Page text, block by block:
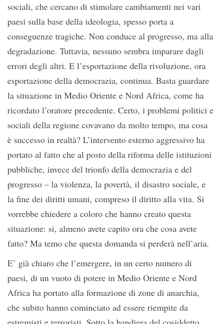
sociali, che cercano di stimolare cambiamenti nei vari
paesi sulla base della ideologia, spesso porta a
conseguenze tragiche. Non conduce al progresso, ma alla
degradazione. Tuttavia, nessuno sembra imparare dagli
errori degli altri. E l’esportazione della rivoluzione, ora
esportazione della democrazia, continua. Basta guardare
la situazione in Medio Oriente e Nord Africa, come ha
ricordato l’oratore precedente. Certo, i problemi politici e
sociali della regione covavano da molto tempo, ma cosa
è successo in realtà? L’intervento esterno aggressivo ha
portato al fatto che al posto della riforma delle istituzioni
pubbliche, invece del trionfo della democrazia e del
progresso – la violenza, la povertà, il disastro sociale, e
la fine dei diritti umani, compreso il diritto alla vita. Si
vorrebbe chiedere a coloro che hanno creato questa
situazione: si, almeno avete capito ora che cosa avete
fatto? Ma temo che questa domanda si perderà nell’aria.
E’ già chiaro che l’emergere, in un certo numero di
paesi, di un vuoto di potere in Medio Oriente e Nord
Africa ha portato alla formazione di zone di anarchia,
che subito hanno cominciato ad essere riempite da